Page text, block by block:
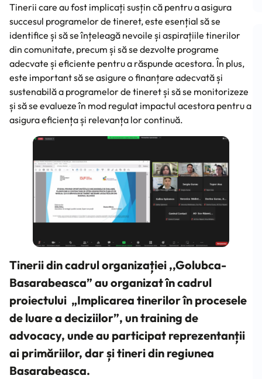
Tinerii care au fost implicați susțin că pentru a asigura
succesul programelor de tineret, este esențial să se
identifice și să se înțeleagă nevoile și aspirațiile tinerilor
din comunitate, precum și să se dezvolte programe
adecvate și eficiente pentru a răspunde acestora. În plus,
este important să se asigure o finanțare adecvată și
sustenabilă a programelor de tineret și să se monitorizeze
și să se evalueze în mod regulat impactul acestora pentru a
asigura eficiența și relevanța lor continuă.
Tinerii din cadrul organizației ,,Golubca-
Basarabeasca” au organizat în cadrul
proiectului „Implicarea tinerilor în procesele
de luare a deciziilor”, un training de
advocacy, unde au participat reprezentanții
ai primăriilor, dar și tineri din regiunea
Basarabeasca.